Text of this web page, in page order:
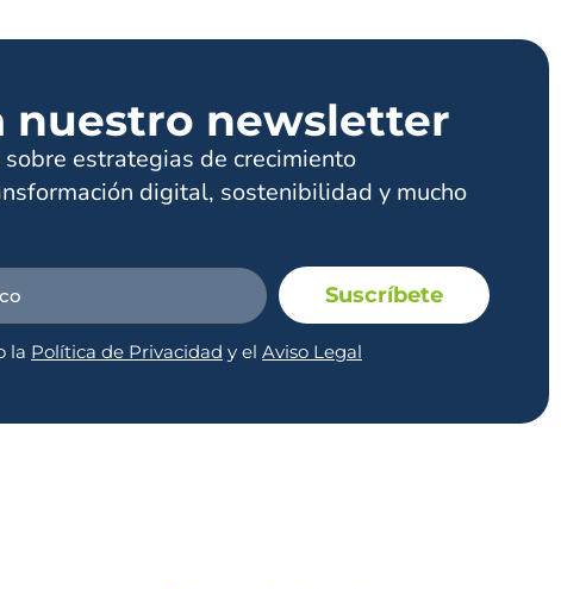
nuestro newsletter
estrategias de crecimiento
digital, sostenibilidad y mucho
la Política de Privacidad y el Aviso Legal
Suscríbete